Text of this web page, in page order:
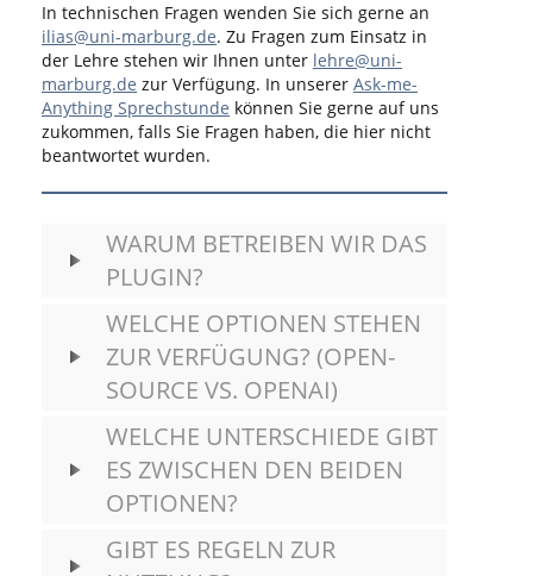
In technischen Fragen wenden Sie sich gerne an
ilias@uni-marburg.de. Zu Fragen zum Einsatz in
der Lehre stehen wir Ihnen unter lehre@uni-
marburg.de zur Verfügung. In unserer Ask-me-
Anything Sprechstunde können Sie gerne auf uns
zukommen, falls Sie Fragen haben, die hier nicht
beantwortet wurden.
WARUM BETREIBEN WIR DAS
PLUGIN?
WELCHE OPTIONEN STEHEN
ZUR VERFÜGUNG? (OPEN-
SOURCE VS. OPENAI)
WELCHE UNTERSCHIEDE GIBT
ES ZWISCHEN DEN BEIDEN
OPTIONEN?
GIBT ES REGELN ZUR